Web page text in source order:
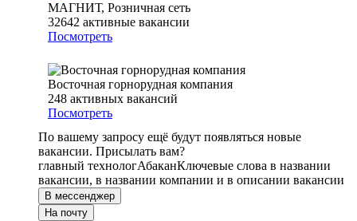
МАГНИТ, Розничная сеть
32642 активные вакансии
Посмотреть
Восточная горнорудная компания
248 активных вакансий
Посмотреть
По вашему запросу ещё будут появляться новые
вакансии. Присылать вам?
главный технологАбаканКлючевые слова в названии
вакансии, в названии компании и в описании вакансии
В мессенджер
На почту